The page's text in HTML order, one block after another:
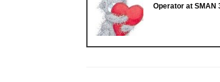
Operator at SMAN